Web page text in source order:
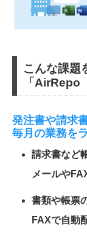
こんな課題
「AirRepo
発注書や請求
毎月の業務を
請求書など
メールや
書類や帳票
FAXで自動